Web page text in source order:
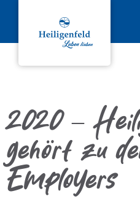
2020 –
gehört zu
Employers